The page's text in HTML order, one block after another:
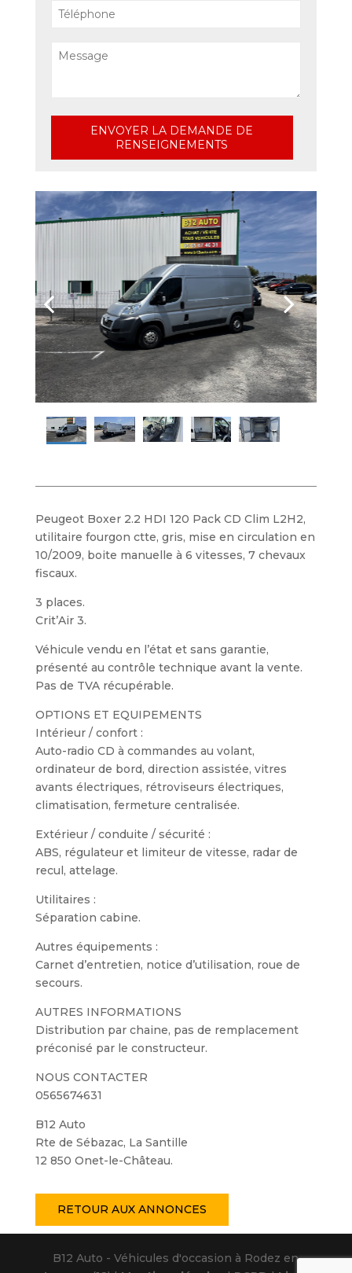
RETOUR AUX ANNONCES
Peugeot Boxer 2.2 HDI 120 Pack CD Clim L2H2,
utilitaire fourgon ctte, gris, mise en circulation en
10/2009, boite manuelle à 6 vitesses, 7 chevaux
fiscaux.
3 places.
Crit’Air 3.
Véhicule vendu en l’état et sans garantie,
présenté au contrôle technique avant la vente.
Pas de TVA récupérable.
OPTIONS ET EQUIPEMENTS
Intérieur / confort :
Auto-radio CD à commandes au volant,
ordinateur de bord, direction assistée, vitres
avants électriques, rétroviseurs électriques,
climatisation, fermeture centralisée.
Extérieur / conduite / sécurité :
ABS, régulateur et limiteur de vitesse, radar de
recul, attelage.
Utilitaires :
Séparation cabine.
Autres équipements :
Carnet d’entretien, notice d’utilisation, roue de
secours.
AUTRES INFORMATIONS
Distribution par chaine, pas de remplacement
préconisé par le constructeur.
NOUS CONTACTER
0565674631
B12 Auto
Rte de Sébazac, La Santille
12 850 Onet-le-Château.
ENVOYER LA DEMANDE DE
RENSEIGNEMENTS
B12 Auto - Véhicules d'occasion à Rodez en